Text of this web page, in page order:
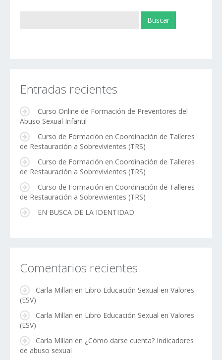
Entradas recientes
Curso Online de Formación de Preventores del
Abuso Sexual Infantil
Curso de Formación en Coordinación de Talleres
de Restauración a Sobrevivientes (TRS)
Curso de Formación en Coordinación de Talleres
de Restauración a Sobrevivientes (TRS)
Curso de Formación en Coordinación de Talleres
de Restauración a Sobrevivientes (TRS)
EN BUSCA DE LA IDENTIDAD
Comentarios recientes
Carla Millan en Libro Educación Sexual en Valores
(ESV)
Carla Millan en Libro Educación Sexual en Valores
(ESV)
Carla Millan en ¿Cómo darse cuenta? Indicadores
de abuso sexual